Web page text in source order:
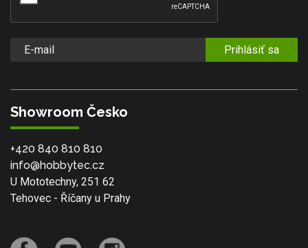
Prihlásiť sa
Showroom Česko
+420 840 810 810
info@hobbytec.cz
U Mototechny, 251 62
Tehovec - Říčany u Prahy